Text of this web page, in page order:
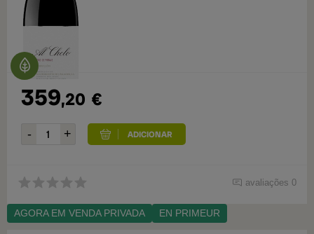
359,20 €
avaliações 0
AGORA EM VENDA PRIVADA EN PRIMEUR